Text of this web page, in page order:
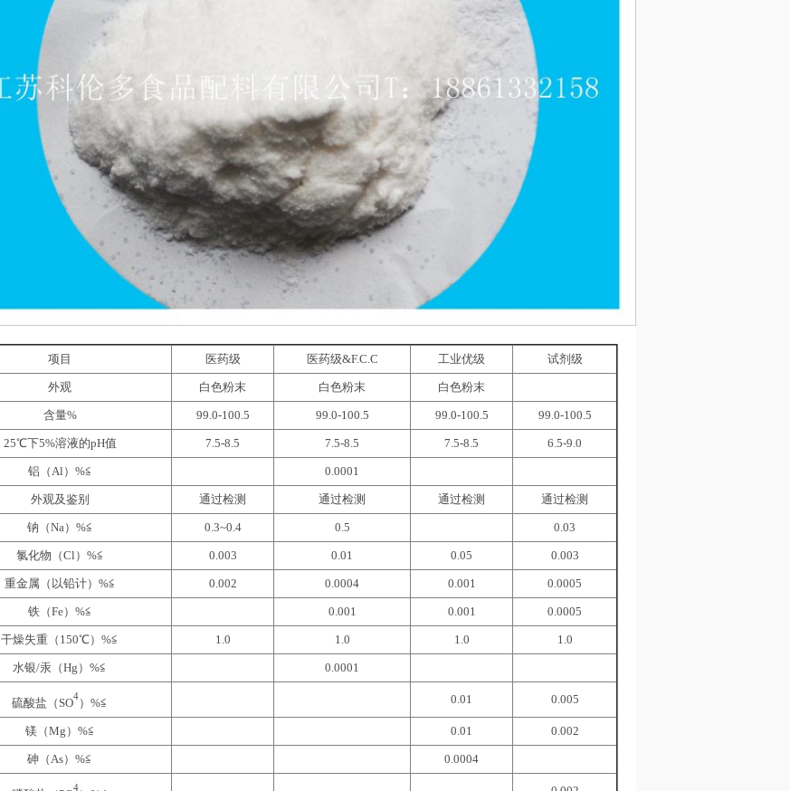
项目 医药级 医药级&F.C.C 工业优级 试剂级
外观 白色粉末 白色粉末 白色粉末
含量% 99.0-100.5 99.0-100.5 99.0-100.5 99.0-100.5
25℃下5%溶液的pH值 7.5-8.5 7.5-8.5 7.5-8.5 6.5-9.0
铝（Al）%≦ 0.0001
外观及鉴别 通过检测 通过检测 通过检测 通过检测
钠（Na）%≦ 0.3~0.4 0.5 0.03
氯化物（Cl）%≦ 0.003 0.01 0.05 0.003
重金属（以铅计）%≦ 0.002 0.0004 0.001 0.0005
铁（Fe）%≦ 0.001 0.001 0.0005
干燥失重（150℃）%≦ 1.0 1.0 1.0 1.0
水银/汞（Hg）%≦ 0.0001
硫酸盐（SO4）%≦ 0.01 0.005
镁（Mg）%≦ 0.01 0.002
砷（As）%≦ 0.0004
4